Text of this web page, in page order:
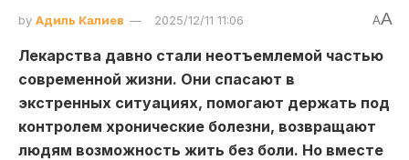
by Адиль Калиев 2025/12/11 11:06 AA
Лекарства давно стали неотъемлемой частью
современной жизни. Они спасают в
экстренных ситуациях, помогают держать под
контролем хронические болезни, возвращают
людям возможность жить без боли. Но вместе